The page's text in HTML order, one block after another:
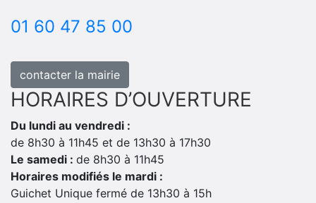
01 60 47 85 00
contacter la mairie
HORAIRES D’OUVERTURE
Du lundi au vendredi :
de 8h30 à 11h45 et de 13h30 à 17h30
Le samedi : de 8h30 à 11h45
Horaires modifiés le mardi :
Guichet Unique fermé de 13h30 à 15h